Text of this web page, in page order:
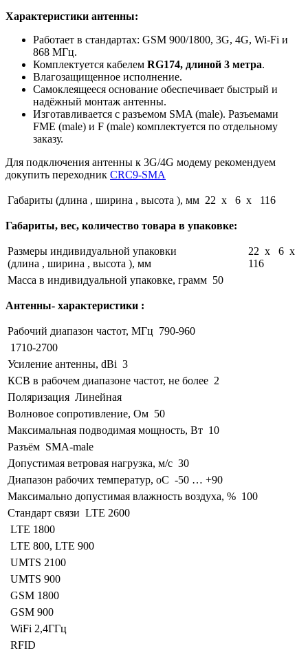
Характеристики антенны:
Работает в стандартах: GSM 900/1800, 3G, 4G, Wi-Fi и
868 МГц.
Комплектуется кабелем RG174, длиной 3 метра.
Влагозащищенное исполнение.
Самоклеящееся основание обеспечивает быстрый и
надёжный монтаж антенны.
Изготавливается с разъемом SMA (male). Разъемами
FME (male) и F (male) комплектуется по отдельному
заказу.
Для подключения антенны к 3G/4G модему рекомендуем
докупить переходник CRC9-SMA
Габариты (длина , ширина , высота ), мм 22 x 6 x 116
Габариты, вес, количество товара в упаковке:
Размеры индивидуальной упаковки
(длина , ширина , высота ), мм
22 x 6 x
116
Масса в индивидуальной упаковке, грамм 50
Антенны- характеристики :
Рабочий диапазон частот, МГц 790-960
1710-2700
Усиление антенны, dBi 3
КСВ в рабочем диапазоне частот, не более 2
Поляризация Линейная
Волновое сопротивление, Ом 50
Максимальная подводимая мощность, Вт 10
Разъём SMA-male
Допустимая ветровая нагрузка, м/с 30
Диапазон рабочих температур, оС -50 … +90
Максимально допустимая влажность воздуха, % 100
Стандарт связи LTE 2600
LTE 1800
LTE 800, LTE 900
UMTS 2100
UMTS 900
GSM 1800
GSM 900
WiFi 2,4ГГц
RFID